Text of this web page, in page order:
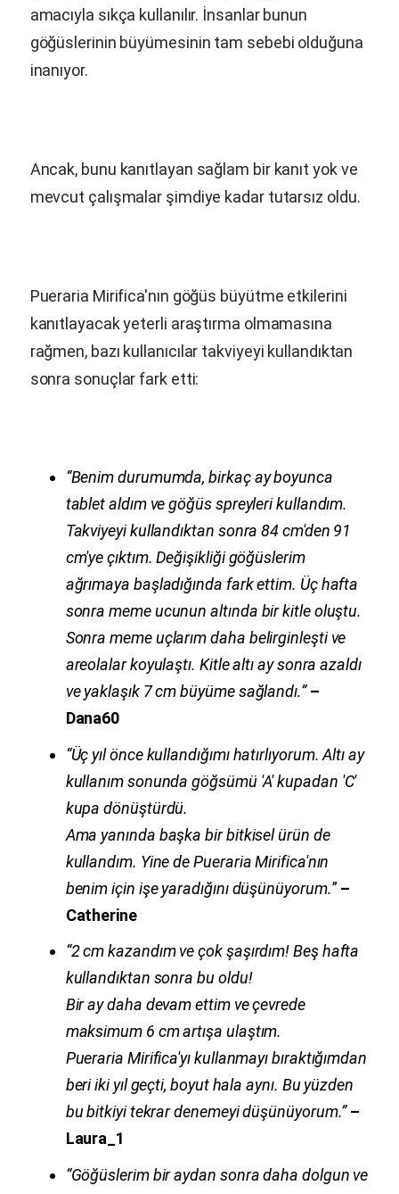
amacıyla sıkça kullanılır. İnsanlar bunun
göğüslerinin büyümesinin tam sebebi olduğuna
inanıyor.
Ancak, bunu kanıtlayan sağlam bir kanıt yok ve
mevcut çalışmalar şimdiye kadar tutarsız oldu.
Pueraria Mirifica'nın göğüs büyütme etkilerini
kanıtlayacak yeterli araştırma olmamasına
rağmen, bazı kullanıcılar takviyeyi kullandıktan
sonra sonuçlar fark etti:
“Benim durumumda, birkaç ay boyunca
tablet aldım ve göğüs spreyleri kullandım.
Takviyeyi kullandıktan sonra 84 cm'den 91
cm'ye çıktım. Değişikliği göğüslerim
ağrımaya başladığında fark ettim. Üç hafta
sonra meme ucunun altında bir kitle oluştu.
Sonra meme uçlarım daha belirginleşti ve
areolalar koyulaştı. Kitle altı ay sonra azaldı
ve yaklaşık 7 cm büyüme sağlandı.”–
Dana60
“Üç yıl önce kullandığımı hatırlıyorum. Altı ay
kullanım sonunda göğsümü 'A' kupadan 'C'
kupa dönüştürdü.
Ama yanında başka bir bitkisel ürün de
kullandım. Yine dePueraria Mirifica'nın
benim için işe yaradığını düşünüyorum.” –
Catherine
“2 cm kazandım ve çok şaşırdım! Beş hafta
kullandıktan sonra bu oldu!
Bir ay daha devam ettim ve çevrede
maksimum 6 cm artışa ulaştım.
Pueraria Mirifica'yı kullanmayı bıraktığımdan
beri iki yıl geçti, boyut hala aynı. Bu yüzden
bu bitkiyi tekrar denemeyi düşünüyorum.”–
Laura_1
“Göğüslerim bir aydan sonra daha dolgun ve